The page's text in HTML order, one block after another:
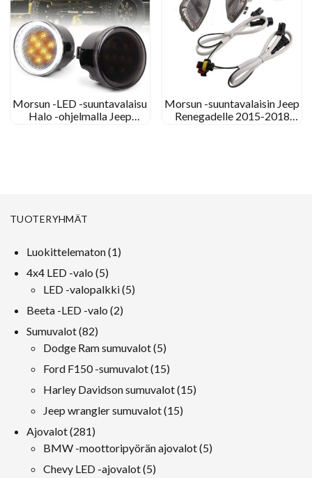
Morsun -LED -suuntavalaisu
Halo -ohjelmalla Jeep
Morsun -suuntavalaisin Jeep
Renegadelle 2015-2018
TUOTERYHMÄT
Luokittelematon 11
4x4 LED -valo 55
tuotteet
LED -valopalkki 55
Beeta -LED -valo 22
Sumuvalot 8282
tuotteet
Dodge Ram sumuvalot 55
tuotteet
Ford F150 -sumuvalot 1515
tuotteet
Harley Davidson sumuvalot 1515
Jeep wrangler sumuvalot 1515
Ajovalot 281281
tuotteet
BMW -moottoripyörän ajovalot 55
Chevy LED -ajovalot 55